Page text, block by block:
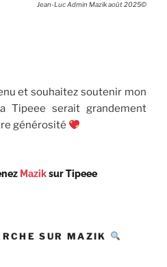
Jean-Luc Admin Mazik août 2025©
et souhaitez soutenir mon
Tipeee serait grandement
générosité
Maziksur Tipeee
SUR MAZIK